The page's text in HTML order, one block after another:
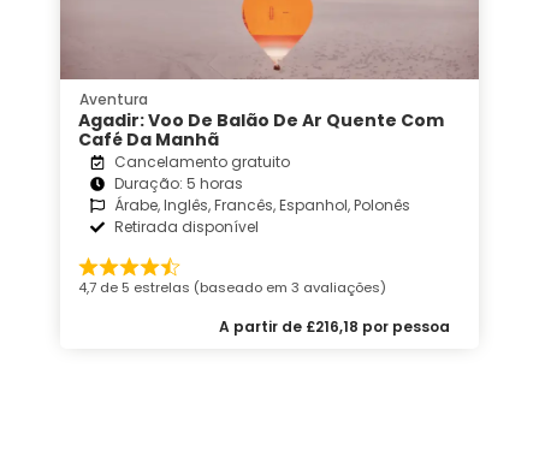
Aventura
Agadir: Voo De Balão De Ar Quente Com
Café Da Manhã
Cancelamento gratuito
Duração: 5 horas
Árabe, Inglês, Francês, Espanhol, Polonês
Retirada disponível
4,7 de 5 estrelas (baseado em 3 avaliações)
A partir de £216,18 por pessoa